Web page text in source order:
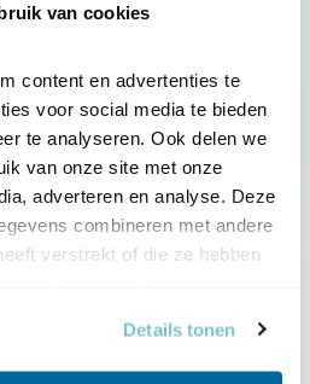
van cookies
content en advertenties te
voor social media te bieden
te analyseren. Ook delen we
van onze site met onze
adverteren en analyse. Deze
combineren met andere
verstrekt of die ze hebben
Details tonen